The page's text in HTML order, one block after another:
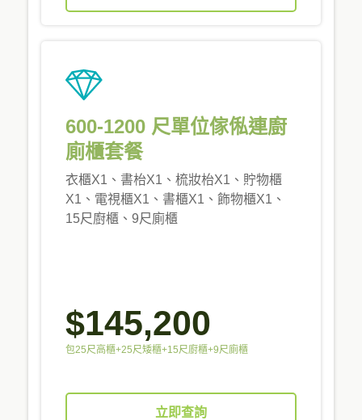
600-1200 尺單位傢俬連廚
廁櫃套餐
衣櫃X1、書枱X1、梳妝枱X1、貯物櫃
X1、電視櫃X1、書櫃X1、飾物櫃X1、
15尺廚櫃、9尺廁櫃
$145,200
包25尺高櫃+25尺矮櫃+15尺廚櫃+9尺廁櫃
立即查詢